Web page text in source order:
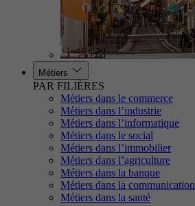
Métiers
PAR FILIÈRES
Métiers dans le commerce
Métiers dans l’industrie
Métiers dans l’informatique
Métiers dans le social
Métiers dans l’immobilier
Métiers dans l’agriculture
Métiers dans la banque
Métiers dans la communication
Métiers dans la santé